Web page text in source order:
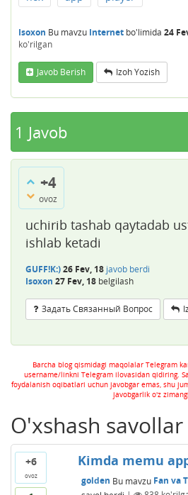
Isoxon Bu mavzu Internet bo'limida 24
ko'rilgan
Javob Berish Izoh Yozish
1 Javob
+4
ovoz
uchirib tashab qaytadab
ishlab ketadi
GUFF!K:)26 Fev, 18 javob berdi
Isoxon 27 Fev, 18 belgilash
Задать Связанный Вопрос
Barcha blog qismidagi maqolalar Telegram
username/linkni Telegram ilovasidan qidiring.
foydalanish oqibatlari uchun javobgar emas, shu
javobgarlik o'z
O'xshash savollar
+6
ovoz
Kimda memu
golden Bu mavzu Fan va